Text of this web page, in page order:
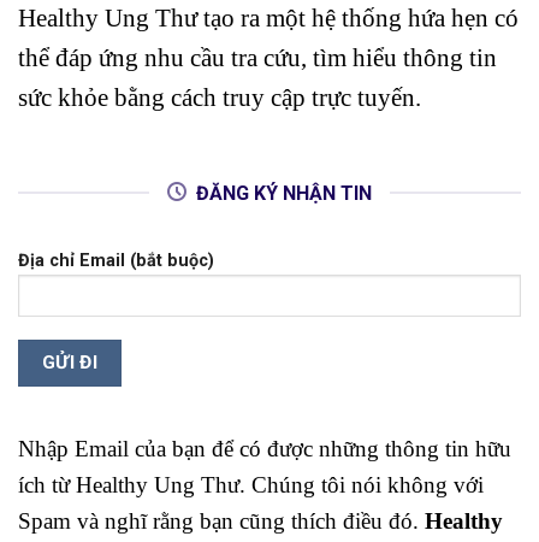
Healthy Ung Thư tạo ra một hệ thống hứa hẹn có
thể đáp ứng nhu cầu tra cứu, tìm hiểu thông tin
sức khỏe bằng cách truy cập trực tuyến.
ĐĂNG KÝ NHẬN TIN
Địa chỉ Email (bắt buộc)
Nhập Email của bạn để có được những thông tin hữu
ích từ Healthy Ung Thư. Chúng tôi nói không với
Spam và nghĩ rằng bạn cũng thích điều đó. Healthy